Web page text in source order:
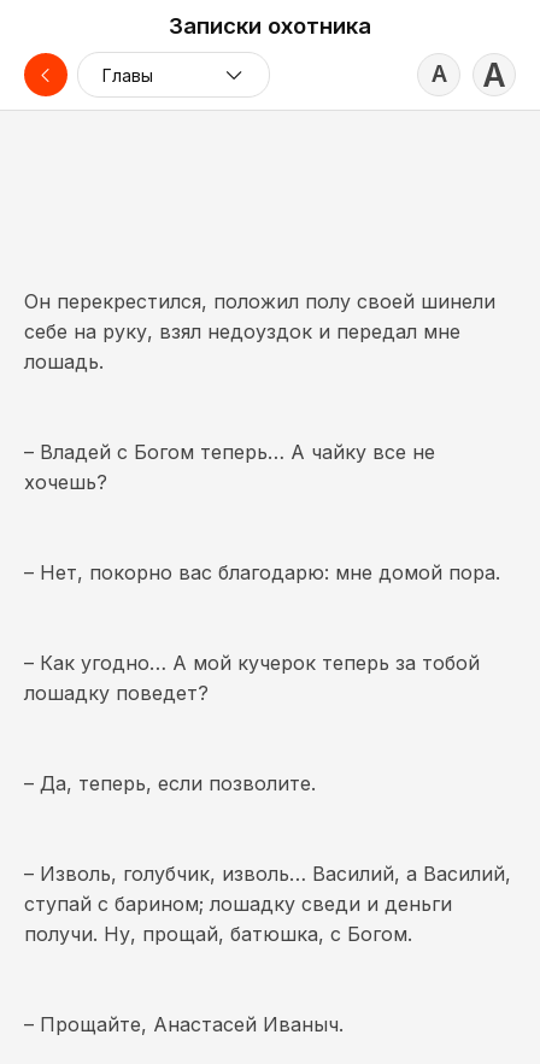
Главы
Записки охотника
А А
Он перекрестился, положил полу своей шинели
себе на руку, взял недоуздок и передал мне
лошадь.
– Владей с Богом теперь… А чайку все не
хочешь?
– Нет, покорно вас благодарю: мне домой пора.
– Как угодно… А мой кучерок теперь за тобой
лошадку поведет?
– Да, теперь, если позволите.
– Изволь, голубчик, изволь… Василий, а Василий,
ступай с барином; лошадку сведи и деньги
получи. Ну, прощай, батюшка, с Богом.
– Прощайте, Анастасей Иваныч.